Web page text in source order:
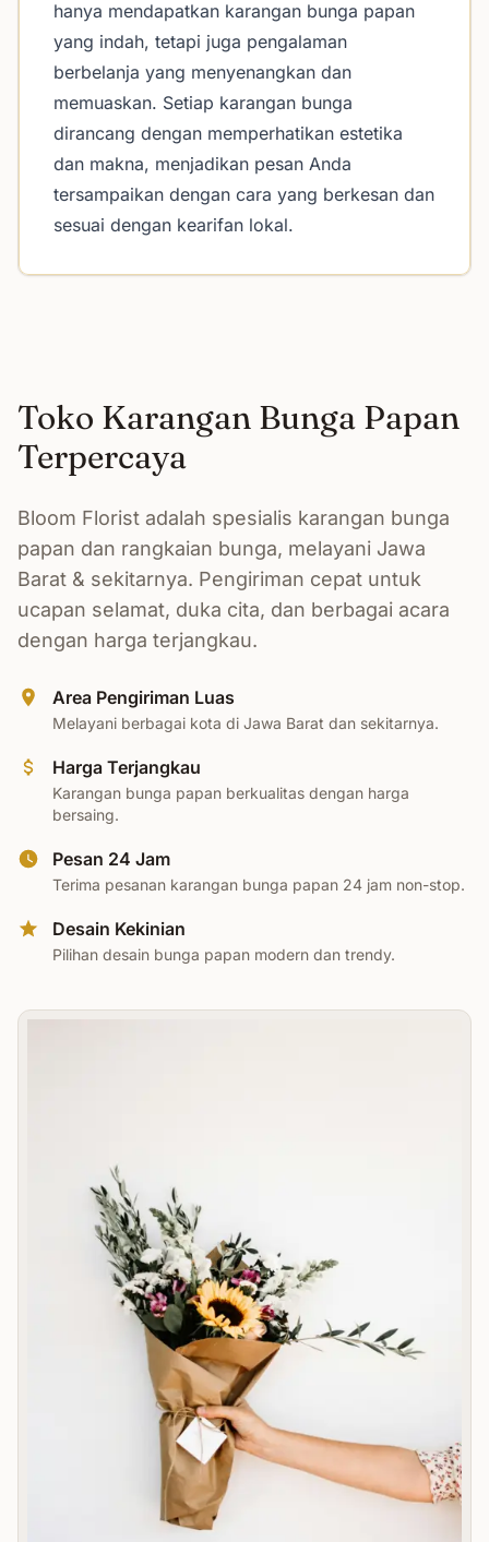
hanya mendapatkan karangan bunga papan
yang indah, tetapi juga pengalaman
berbelanja yang menyenangkan dan
memuaskan. Setiap karangan bunga
dirancang dengan memperhatikan estetika
dan makna, menjadikan pesan Anda
tersampaikan dengan cara yang berkesan dan
sesuai dengan kearifan lokal.
Toko Karangan Bunga Papan
Terpercaya
Bloom Florist adalah spesialis karangan bunga
papan dan rangkaian bunga, melayani Jawa
Barat & sekitarnya. Pengiriman cepat untuk
ucapan selamat, duka cita, dan berbagai acara
dengan harga terjangkau.
Area Pengiriman Luas
Melayani berbagai kota di Jawa Barat dan sekitarnya.
Harga Terjangkau
Karangan bunga papan berkualitas dengan harga
bersaing.
Pesan 24 Jam
Terima pesanan karangan bunga papan 24 jam non-stop.
Desain Kekinian
Pilihan desain bunga papan modern dan trendy.